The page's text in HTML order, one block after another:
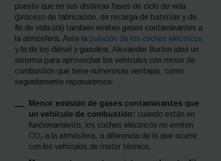
puesto que en sus distintas fases de ciclo de vida
(proceso de fabricación, de recarga de baterías y de
fin de vida útil) también emiten gases contaminantes a
la atmósfera. Ante la polución de los coches eléctricos
y la de los diésel y gasolina, Alexander Burton ideó un
sistema para aprovechar los vehículos con motor de
combustión que tiene numerosas ventajas, como
seguidamente repasaremos:
Menor emisión de gases contaminantes que
un vehículo de combustión: cuando están en
funcionamiento, los coches eléctricos no emiten
CO₂ a la atmósfera, a diferencia de lo que ocurre
con los vehículos de motor térmico.